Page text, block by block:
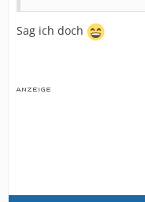
Sag ich doch